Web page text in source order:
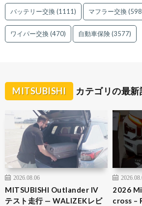
バッテリー交換(1111) マフラー交換
ワイパー交換(470) 自動車保険(3577)
MITSUBISHI カテゴリの最新
2026.08.06
MITSUBISHI Outlander IV
テスト走行 — WALIZEKレビ
2026
cross –